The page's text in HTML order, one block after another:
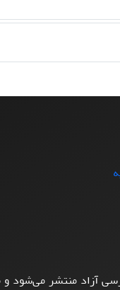
آزاد منتشر می‌شود و